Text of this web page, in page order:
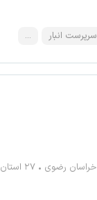
سرپرست انبار ...
خراسان رضوی
۲۷ استان دیگر